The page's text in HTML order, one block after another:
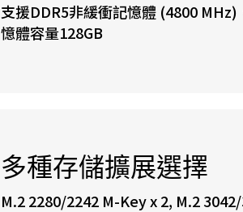
支援DDR5非緩衝記憶體 (4800
憶體容量128GB
多種存儲擴展選擇
M.2 2280/2242 M-Key x 2, M.2